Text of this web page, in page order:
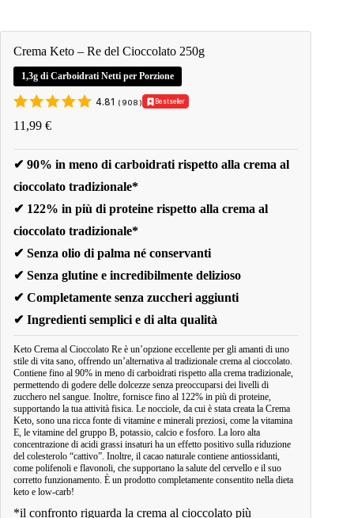
Crema Keto – Re del Cioccolato 250g
1,3g di Carboidrati Netti per Porzione
4.81 ( 908 ) Bestseller
11,99 €
✔ 90% in meno di carboidrati rispetto alla crema al
cioccolato tradizionale*
✔ 122% in più di proteine rispetto alla crema al
cioccolato tradizionale*
✔ Senza olio di palma né conservanti
✔ Senza glutine e incredibilmente delizioso
✔ Completamente senza zuccheri aggiunti
✔ Ingredienti semplici e di alta qualità
Keto Crema al Cioccolato Re è un’opzione eccellente per gli amanti di uno
stile di vita sano, offrendo un’alternativa al tradizionale crema al cioccolato.
Contiene fino al 90% in meno di carboidrati rispetto alla crema tradizionale,
permettendo di godere delle dolcezze senza preoccuparsi dei livelli di
zucchero nel sangue. Inoltre, fornisce fino al 122% in più di proteine,
supportando la tua attività fisica. Le nocciole, da cui è stata creata la Crema
Keto, sono una ricca fonte di vitamine e minerali preziosi, come la vitamina
E, le vitamine del gruppo B, potassio, calcio e fosforo. La loro alta
concentrazione di acidi grassi insaturi ha un effetto positivo sulla riduzione
del colesterolo “cattivo”. Inoltre, il cacao naturale contiene antiossidanti,
come polifenoli e flavonoli, che supportano la salute del cervello e il suo
corretto funzionamento. È un prodotto completamente consentito nella dieta
keto e low-carb!
*il confronto riguarda la crema al cioccolato più